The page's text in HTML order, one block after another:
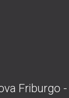
Friburgo